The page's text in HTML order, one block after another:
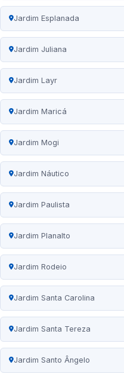
Jardim Esplanada
Jardim Juliana
Jardim Layr
Jardim Maricá
Jardim Mogi
Jardim Náutico
Jardim Paulista
Jardim Planalto
Jardim Rodeio
Jardim Santa Carolina
Jardim Santa Tereza
Jardim Santo Ângelo